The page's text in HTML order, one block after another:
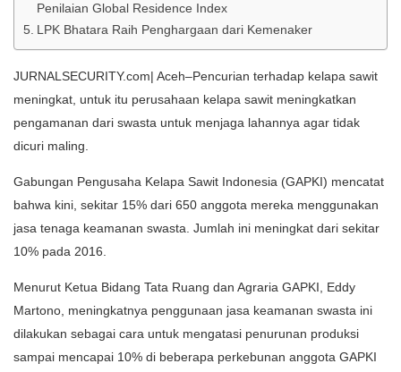
Penilaian Global Residence Index
LPK Bhatara Raih Penghargaan dari Kemenaker
JURNALSECURITY.com| Aceh–Pencurian terhadap kelapa sawit
meningkat, untuk itu perusahaan kelapa sawit meningkatkan
pengamanan dari swasta untuk menjaga lahannya agar tidak
dicuri maling.
Gabungan Pengusaha Kelapa Sawit Indonesia (GAPKI) mencatat
bahwa kini, sekitar 15% dari 650 anggota mereka menggunakan
jasa tenaga keamanan swasta. Jumlah ini meningkat dari sekitar
10% pada 2016.
Menurut Ketua Bidang Tata Ruang dan Agraria GAPKI, Eddy
Martono, meningkatnya penggunaan jasa keamanan swasta ini
dilakukan sebagai cara untuk mengatasi penurunan produksi
sampai mencapai 10% di beberapa perkebunan anggota GAPKI